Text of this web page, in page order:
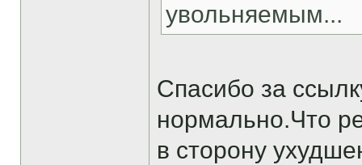
увольняемым...
Спасибо за
нормально.Что
в сторону